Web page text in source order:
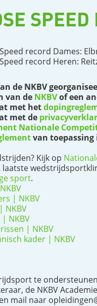
SPEED
record Dames:
record Heren:
de NKBV
van de NKBVof een
met het
met de
Nationale
van toepassing
Kijk op
sport.
| NKBV
NKBV
NKBV
| NKBV
kader | NKBV
te
de NKBV
mail naar